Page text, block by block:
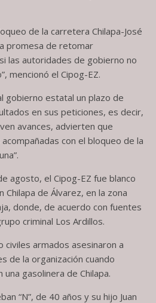
de la carretera Chilapa-José
promesa de retomar
las autoridades de gobierno no
mencionó el Cipog-EZ.
gobierno estatal un plazo de
en sus peticiones, es decir,
avances, advierten que
con el bloqueo de la
agosto, el Cipog-EZ fue blanco
Chilapa de Álvarez, en la zona
donde, de acuerdo con fuentes
criminal Los Ardillos.
civiles armados asesinaron a
de la organización cuando
gasolinera de Chilapa.
“N”, de 40 años y su hijo Juan